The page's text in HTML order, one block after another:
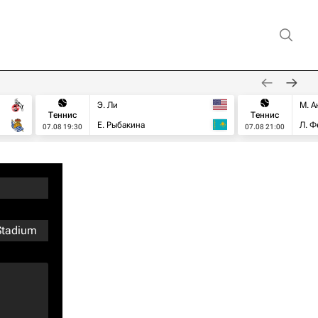
Теннис
07.08 19:30
Э. Ли
Е. Рыбакина
Теннис
07.08 21:00
М.
Л.